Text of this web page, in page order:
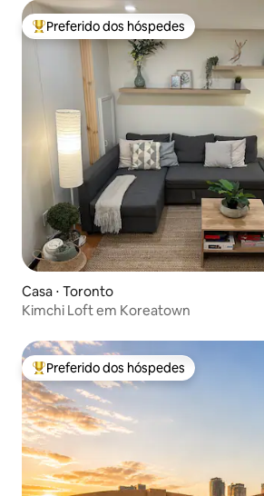
Entre os melhores preferidos dos
Preferido dos hóspedes
Casa ⋅ Toronto
Kimchi Loft em Koreatown
Entre os melhores preferidos dos
Preferido dos hóspedes